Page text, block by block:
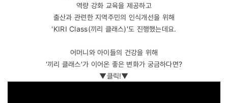
역량 강화 교육을 제공하고
출산과 관련한 지역주민의 인식개선을 위해
'KIRI Class(끼리 클래스)'도 진행했는데요.
어머니와 아이들의 건강을 위해
'끼리 클래스'가 이어온 좋은 변화가 궁금하다면?
▼클릭!▼